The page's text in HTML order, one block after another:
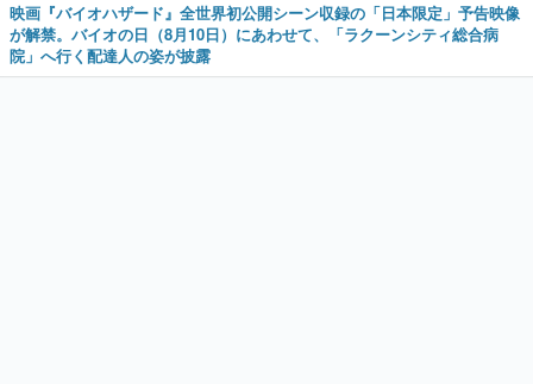
映画『バイオハザード』全世界初公開シーン収録の「日本限定」予告映像
が解禁。バイオの日（8月10日）にあわせて、「ラクーンシティ総合病
院」へ行く配達人の姿が披露